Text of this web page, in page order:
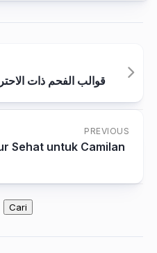
قوالب الفحم ذات
PREVIOUS
Sehat untuk Camilan
Cari